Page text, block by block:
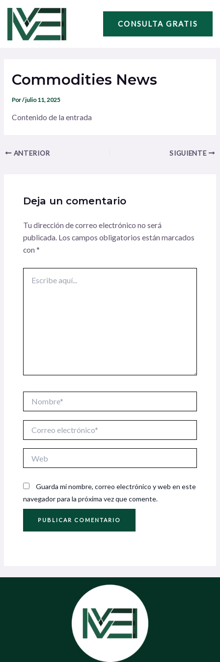
contenido
CONSULTA GRATIS
Commodities News
Por/julio 11, 2025
Contenido de la entrada
entradas
ANTERIOR SIGUIENTE
Deja un comentario
Tu dirección de correo electrónico no será
publicada. Los campos obligatorios están marcados
con *
aquí...
electrónico*
Guarda mi nombre, correo electrónico y web en este
navegador para la próxima vez que comente.